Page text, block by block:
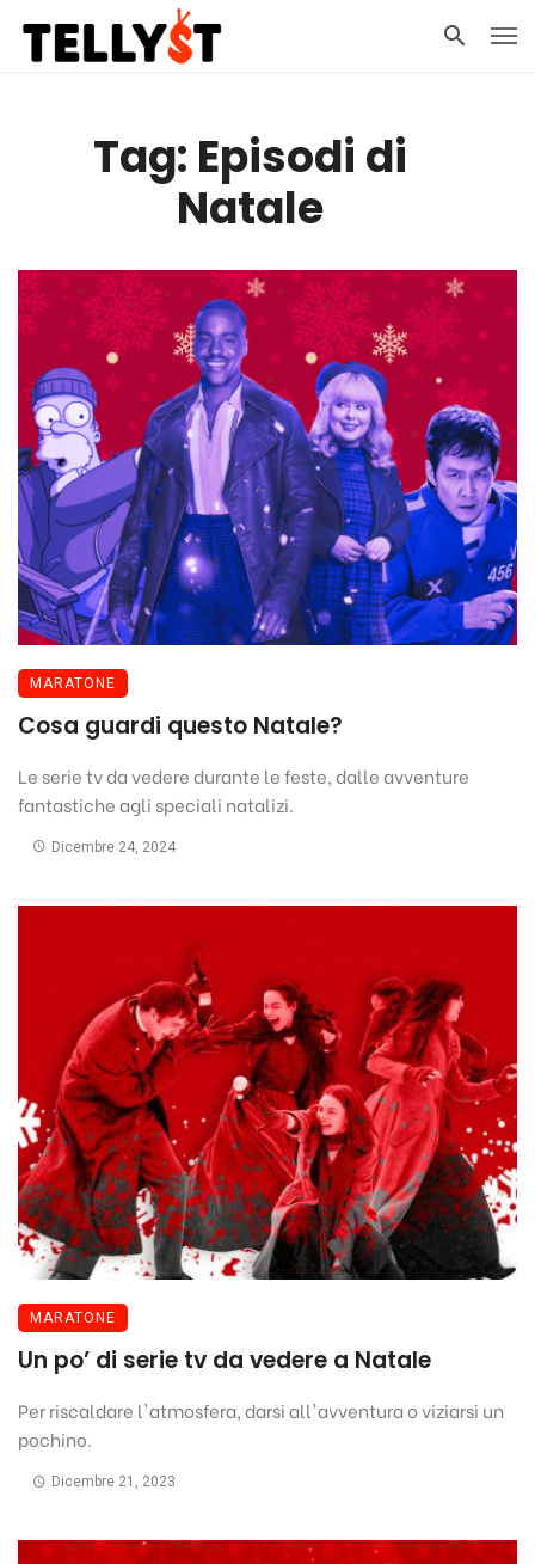
Tag: Episodi di
Natale
MARATONE
Cosa guardi questo Natale?
Le serie tv da vedere durante le feste, dalle avventure
fantastiche agli speciali natalizi.
Dicembre 24, 2024
MARATONE
Un po’ di serie tv da vedere a Natale
Per riscaldare l'atmosfera, darsi all'avventura o viziarsi un
pochino.
Dicembre 21, 2023